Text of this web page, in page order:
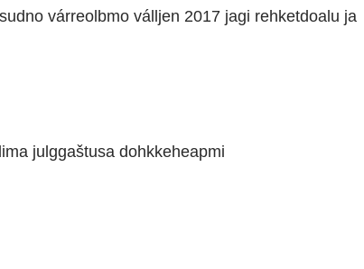
várreolbmo válljen 2017 jagi rehketdoalu ja
julggaštusa dohkkeheapmi